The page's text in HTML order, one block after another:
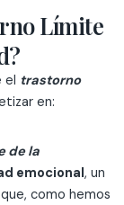
Límite
el trastorno
en:
de la
emocional, un
como hemos